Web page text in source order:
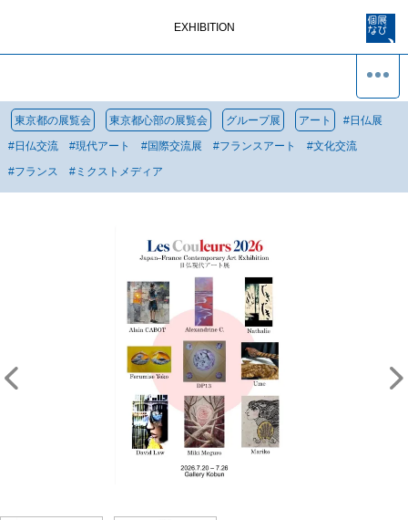
EXHIBITION
東京都の展覧会 東京都心部の展覧会 グループ展 アート #日仏展
#日仏交流 #現代アート #国際交流展 #フランスアート #文化交流
#フランス # ミクストメディア